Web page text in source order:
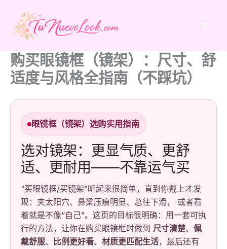
购买眼镜框（镜架）：尺寸、舒
适度与风格全指南（不踩坑）
眼镜框（镜架）选购实用指南
选对镜架：更显气质、更舒
适、更耐用——不靠运气买
“买眼镜框/买镜架”听起来很简单，直到你戴上才发
现：夹太阳穴、鼻梁压痕明显、总往下滑， 或者看
着就是不像“自己”。这页的目标很明确：用一套可执
行的方法，让你在购买眼镜框时做到 尺寸清楚、 佩
戴舒服、 比例更好看、 材质更匹配生活，最后还有